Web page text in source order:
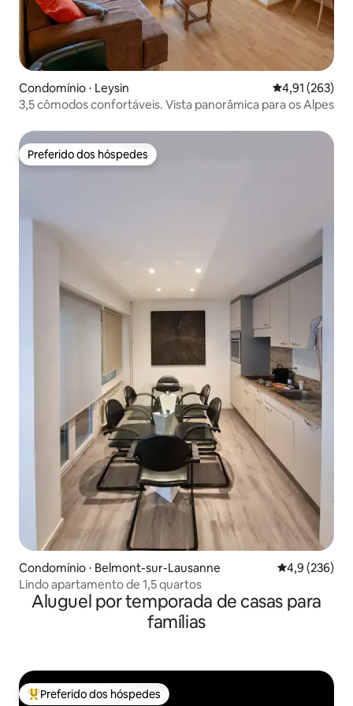
Condomínio ⋅ Leysin 4,91 de uma
4,91 (263)
3,5 cômodos confortáveis. Vista panorâmica para os Alpes
Preferido dos hóspedes
Preferido dos hóspedes
Condomínio ⋅ Belmont-sur-Lausanne 4,9 de uma
4,9 (236)
Lindo apartamento de 1,5 quartos
Aluguel por temporada de casas para
famílias
Entre os melhores preferidos dos hóspedes
Preferido dos hóspedes